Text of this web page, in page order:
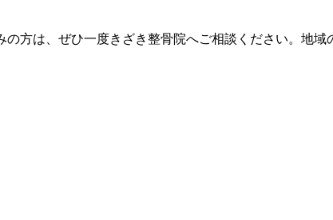
方は、ぜひ一度きざき整骨院へご相談ください。地